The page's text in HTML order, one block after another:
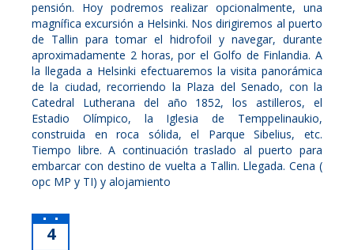
pensión. Hoy podremos realizar opcionalmente, una
magnífica excursión a Helsinki. Nos dirigiremos al puerto
de Tallin para tomar el hidrofoil y navegar, durante
aproximadamente 2 horas, por el Golfo de Finlandia. A
la llegada a Helsinki efectuaremos la visita panorámica
de la ciudad, recorriendo la Plaza del Senado, con la
Catedral Lutherana del año 1852, los astilleros, el
Estadio Olímpico, la Iglesia de Temppelinaukio,
construida en roca sólida, el Parque Sibelius, etc.
Tiempo libre. A continuación traslado al puerto para
embarcar con destino de vuelta a Tallin. Llegada. Cena (
opc MP y TI) y alojamiento
4